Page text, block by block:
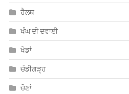
ਹੈਲਥ
ਖੰਘ ਦੀ ਦਵਾਈ
ਖੇਡਾਂ
ਚੰਡੀਗੜ੍ਹ
ਚੋਣਾਂ